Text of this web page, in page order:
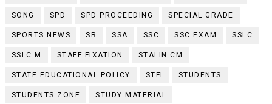
SONG SPD SPD PROCEEDING SPECIAL GRADE
SPORTS NEWS SR SSA SSC SSC EXAM SSLC
SSLC.M STAFF FIXATION STALIN CM
STATE EDUCATIONAL POLICY STFI STUDENTS
STUDENTS ZONE STUDY MATERIAL